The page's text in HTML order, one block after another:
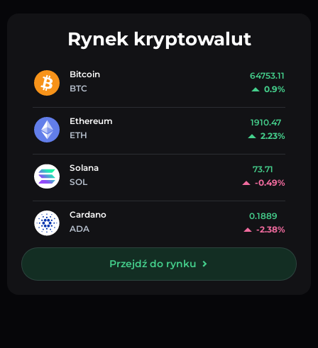
Rynek kryptowalut
Bitcoin
BTC
64753.11
0.9%
Ethereum
ETH
1910.47
2.23%
Solana
SOL
73.71
-0.49%
Cardano
ADA
0.1889
-2.38%
Przejdź do rynku